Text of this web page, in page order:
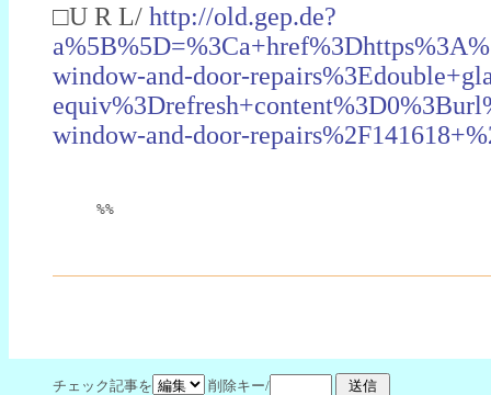
□U R L/ http://old.gep.de?
window-and-door-
window-and-door-
%%
チェック記事を 削除キー/